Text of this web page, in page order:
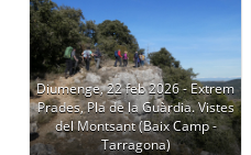
Diumenge, 22 feb 2026 - Extrem
Prades, Pla de la Guàrdia. Vistes
del Montsant (Baix Camp -
Tarragona)